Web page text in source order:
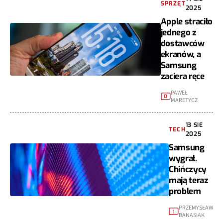
SPRZĘT
2025
Apple straciło
jednego z
dostawców
ekranów, a
Samsung
zaciera ręce
0
PAWEŁ
MARETYCZ
TECH
13 SIE
2025
Samsung
wygrał.
Chińczycy
mają teraz
problem
1
PRZEMYSŁAW
BANASIAK